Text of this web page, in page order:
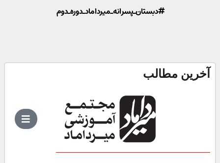
#دبستان_پسرانه_میرداماد_دوره_دوم
آخرین مطالب